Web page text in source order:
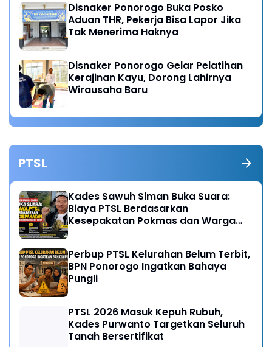
Disnaker Ponorogo Buka Posko
Aduan THR, Pekerja Bisa Lapor Jika
Tak Menerima Haknya
Disnaker Ponorogo Gelar Pelatihan
Kerajinan Kayu, Dorong Lahirnya
Wirausaha Baru
PTSL
Kades Sawuh Siman Buka Suara:
Biaya PTSL Berdasarkan
Kesepakatan Pokmas dan Warga
Perbup PTSL Kelurahan Belum Terbit,
BPN Ponorogo Ingatkan Bahaya
Pungli
PTSL 2026 Masuk Kepuh Rubuh,
Kades Purwanto Targetkan Seluruh
Tanah Bersertifikat